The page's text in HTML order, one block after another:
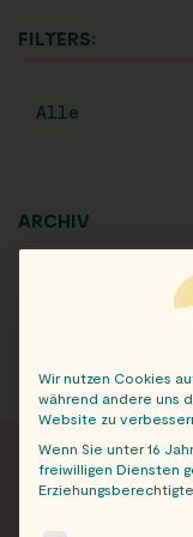
FILTERS:
Alle
ARCHIV
Wir nutzen Cookies
während andere uns
Website zu
Wenn Sie unter 16
freiwilligen Diensten